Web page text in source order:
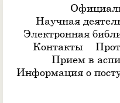
Научная
Электронная
Контакты
Прием в
Информация о